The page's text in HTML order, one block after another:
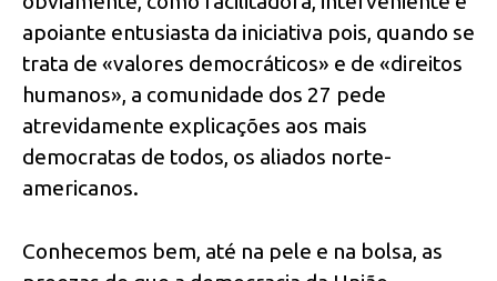
apoiante entusiasta da iniciativa pois, quando se
trata de «valores democráticos» e de «direitos
humanos», a comunidade dos 27 pede
atrevidamente explicações aos mais
democratas de todos, os aliados norte-
americanos.
Conhecemos bem, até na pele e na bolsa, as